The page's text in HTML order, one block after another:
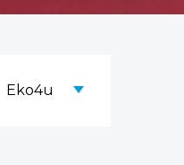
Eko4u